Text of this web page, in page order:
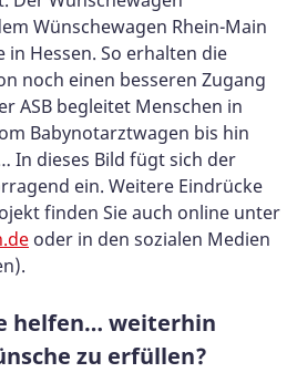
Wünschewagen Rhein-Main
Hessen. So erhalten die
noch einen besseren Zugang
ASB begleitet Menschen in
Babynotarztwagen bis hin
In dieses Bild fügt sich der
ein. Weitere Eindrücke
finden Sie auch online unter
oder in den sozialen Medien
helfen… weiterhin
zu erfüllen?